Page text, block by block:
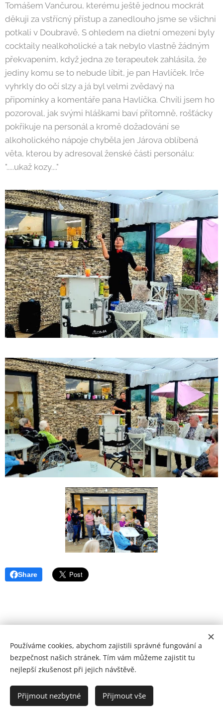
Tomášem Vančurou, kterému ještě jednou mockrát
děkuji za vstřícný přístup a zanedlouho jsme se všichni
potkali v Doubravě, S ohledem na dietní omezení byly
cocktaily nealkoholické a tak nebylo vlastně žádným
překvapením, když jedna ze terapeutek zahlásila, že
jediny komu se to nebude líbit, je pan Havlíček. Irče
vyhrkly do očí slzy a já byl velmi zvědavý na
připomínky a komentáře pana Havlíčka. Chvíli jsem ho
pozoroval, jak svými hláškami baví přítomně, rošťácky
pokřikuje na personál a kromě dožadování se
alkoholického nápoje chyběla jen Járova oblíbená
věta, kterou by adresoval ženské části personálu:
".....ukaž kozy...."
Share
Můj blog, moje názory, moje pravidla.....
.
Vytvořeno službou Webnode
Používáme cookies, abychom zajistili správné fungování a
bezpečnost našich stránek. Tím vám můžeme zajistit tu
nejlepší zkušenost při jejich návštěvě.
Přijmout nezbytné Přijmout vše